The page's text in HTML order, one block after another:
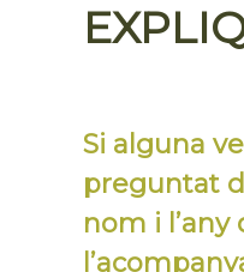
Si alguna
preguntat
nom i l’any